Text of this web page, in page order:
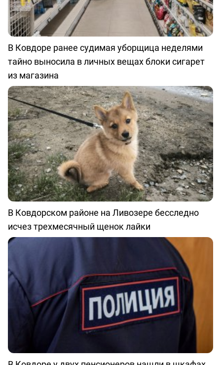
В Ковдоре ранее судимая уборщица неделями
тайно выносила в личных вещах блоки сигарет
из магазина
В Ковдорском районе на Ливозере бесследно
исчез трехмесячный щенок лайки